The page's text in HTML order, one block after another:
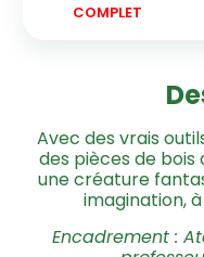
COMPLET
Avec des vrais
des pièces de
une créature
imagination,
Encadrement :